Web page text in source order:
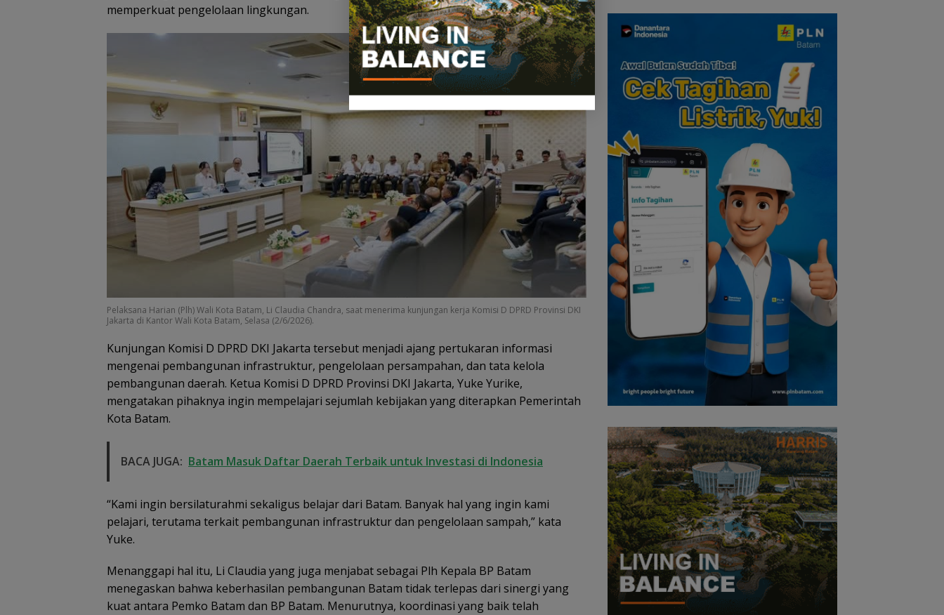
memperkuat pengelolaan lingkungan.
Pelaksana Harian (Plh) Wali Kota Batam, Li Claudia Chandra, saat menerima kunjungan kerja Komisi D DPRD Provinsi DKI
Jakarta di Kantor Wali Kota Batam, Selasa (2/6/2026).
Kunjungan Komisi D DPRD DKI Jakarta tersebut menjadi ajang pertukaran informasi
mengenai pembangunan infrastruktur, pengelolaan persampahan, dan tata kelola
pembangunan daerah. Ketua Komisi D DPRD Provinsi DKI Jakarta, Yuke Yurike,
mengatakan pihaknya ingin mempelajari sejumlah kebijakan yang diterapkan Pemerintah
Kota Batam.
BACA JUGA: Batam Masuk Daftar Daerah Terbaik untuk Investasi di Indonesia
“Kami ingin bersilaturahmi sekaligus belajar dari Batam. Banyak hal yang ingin kami
pelajari, terutama terkait pembangunan infrastruktur dan pengelolaan sampah,” kata
Yuke.
Menanggapi hal itu, Li Claudia yang juga menjabat sebagai Plh Kepala BP Batam
menegaskan bahwa keberhasilan pembangunan Batam tidak terlepas dari sinergi yang
kuat antara Pemko Batam dan BP Batam. Menurutnya, koordinasi yang baik telah
Dikembalikan dan
Diselesaikan Secara
Kekeluargaan
Lingga Akibat Kebun
Sawit